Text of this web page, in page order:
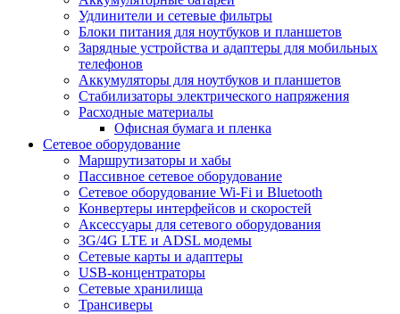
Удлинители и сетевые фильтры
Блоки питания для ноутбуков и планшетов
Зарядные устройства и адаптеры для мобильных
телефонов
Аккумуляторы для ноутбуков и планшетов
Стабилизаторы электрического напряжения
Расходные материалы
Офисная бумага и пленка
Сетевое оборудование
Маршрутизаторы и хабы
Пассивное сетевое оборудование
Сетевое оборудование Wi-Fi и Bluetooth
Конвертеры интерфейсов и скоростей
Аксессуары для сетевого оборудования
3G/4G LTE и ADSL модемы
Сетевые карты и адаптеры
USB-концентраторы
Сетевые хранилища
Трансиверы